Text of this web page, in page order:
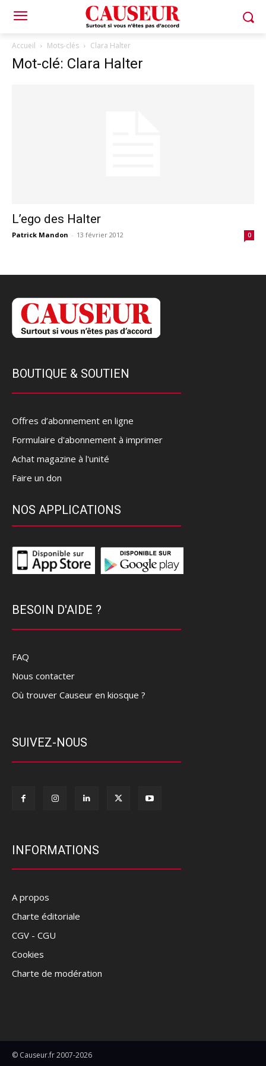
Accueil Mots-clés Clara Halter
Mot-clé: Clara Halter
L’ego des Halter
Patrick Mandon - 13 février 2012 0
BOUTIQUE & SOUTIEN
Offres d’abonnement en ligne
Formulaire d'abonnement à imprimer
Achat magazine à l'unité
Faire un don
NOS APPLICATIONS
BESOIN D'AIDE ?
FAQ
Nous contacter
Où trouver Causeur en kiosque ?
SUIVEZ-NOUS
INFORMATIONS
A propos
Charte éditoriale
CGV - CGU
Cookies
Charte de modération
© Causeur.fr 2007-2026